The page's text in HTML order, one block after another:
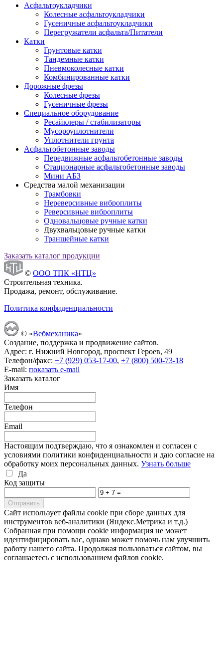
Асфальтоукладчики
Колесные асфальтоукладчики
Гусеничные асфальтоукладчики
Перегружатели асфальта/Питатели
Катки
Грунтовые катки
Тандемные катки
Пневмоколесные катки
Комбинированные катки
Дорожные фрезы
Колесные фрезы
Гусеничные фрезы
Специальное оборудование
Ресайклеры / стабилизаторы
Мусороуплотнители
Уплотнители грунта
Асфальтобетонные заводы
Передвижные асфальтобетонные заводы
Стационарные асфальтобетонные заводы
Мини АБЗ
Средства малой механизации
Трамбовки
Нереверсивные виброплиты
Реверсивные виброплиты
Одновальцовые ручные катки
Двухвальцовые ручные катки
Траншейные катки
Заказать каталог продукции
© ООО ТПК «НТЦ»
Строительная техника.
Продажа, ремонт, обслуживание.
Политика конфиденциальности
© «Вебмеханика»
Создание, поддержка и продвижение сайтов.
Адрес: г. Нижний Новгород, проспект Героев, 49
Телефон/факс: +7 (929) 053-17-00, +7 (800) 500-73-18
E-mail: показать e-mail
Заказать каталог
Имя
Телефон
Email
Настоящим подтверждаю, что я ознакомлен и согласен с
условиями политики конфиденциальности и даю согласие на
обработку моих персональных данных. Узнать больше
Да
Код защиты
Cайт использует файлы cookie при сборе данных для
инструментов веб-аналитики (Яндекс.Метрика и т.д.)
Собранная при помощи cookie информация не может
идентифицировать вас, однако может помочь нам улучшить
работу нашего сайта. Продолжая пользоваться сайтом, вы
соглашаетесь с использованием файлов cookie.